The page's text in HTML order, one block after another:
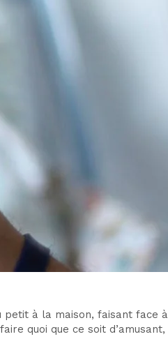
petit à la maison, faisant face
quoi que ce soit